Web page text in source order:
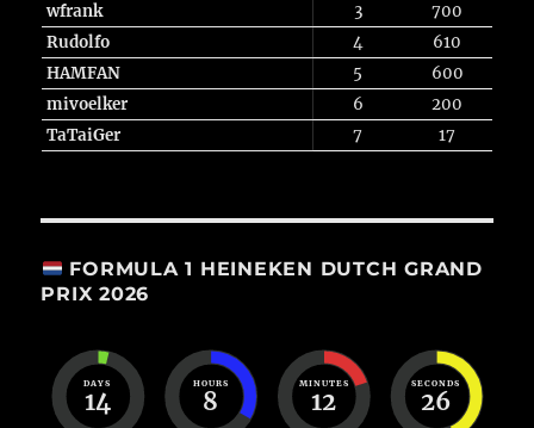
wfrank
3
700
Rudolfo
4
610
HAMFAN
5
600
mivoelker
6
200
TaTaiGer
7 17
FORMULA 1 HEINEKEN DUTCH GRAND
PRIX 2026
DAYS
14
HOURS
8
MINUTES
12
SECONDS
25